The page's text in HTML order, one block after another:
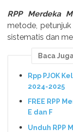
RPP Merdeka
metode,
sistematis dan
Baca
Rpp PJOK
2024-2025
FREE RPP
E dan F
Unduh RPP